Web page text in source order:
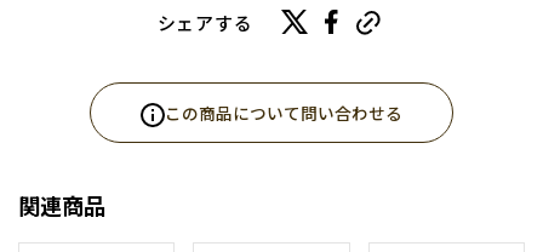
シェアする
この商品について問い合わせる
関連商品